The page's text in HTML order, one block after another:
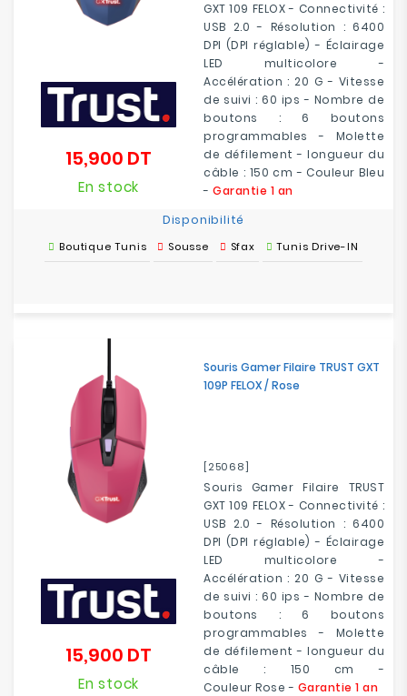
GXT 109 FELOX - Connectivité :
USB 2.0 - Résolution : 6400
DPI (DPI réglable) - Éclairage
LED multicolore -
Accélération : 20 G - Vitesse
de suivi : 60 ips - Nombre de
boutons : 6 boutons
programmables - Molette
de défilement - longueur du
câble : 150 cm - Couleur Bleu
- Garantie 1 an
15,900 DT
En stock
Disponibilité
Boutique Tunis Sousse Sfax Tunis Drive-IN
Souris Gamer Filaire TRUST GXT
109P FELOX / Rose
[25068]
Souris Gamer Filaire TRUST
GXT 109 FELOX - Connectivité :
USB 2.0 - Résolution : 6400
DPI (DPI réglable) - Éclairage
LED multicolore -
Accélération : 20 G - Vitesse
de suivi : 60 ips - Nombre de
boutons : 6 boutons
programmables - Molette
de défilement - longueur du
câble : 150 cm -
Couleur Rose - Garantie 1 an
15,900 DT
En stock